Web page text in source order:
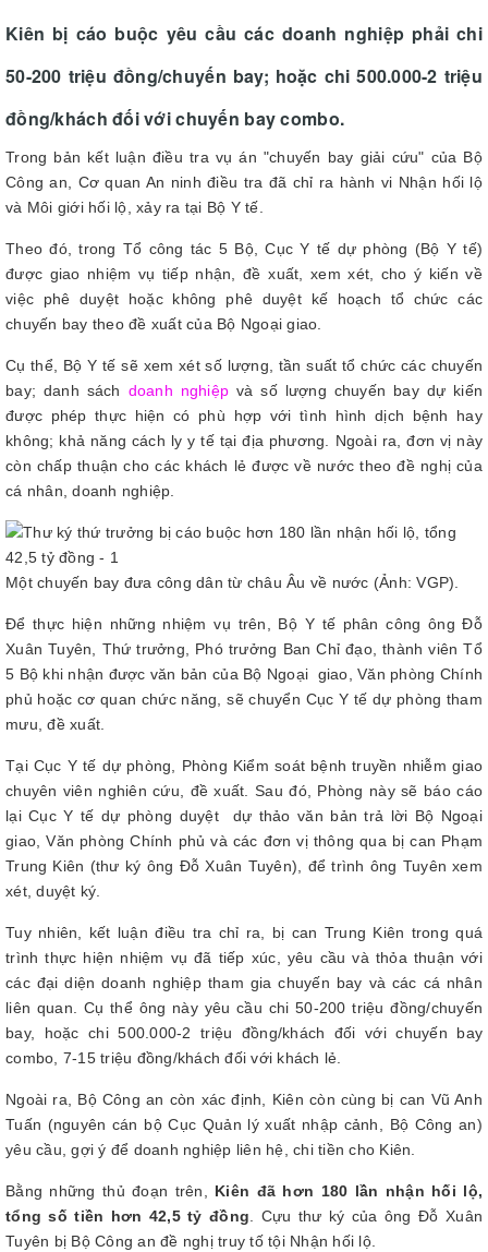
Kiên bị cáo buộc yêu cầu các doanh nghiệp phải chi
50-200 triệu đồng/chuyến bay; hoặc chi 500.000-2 triệu
đồng/khách đối với chuyến bay combo.
Trong bản kết luận điều tra vụ án "chuyến bay giải cứu" của Bộ
Công an, Cơ quan An ninh điều tra đã chỉ ra hành vi Nhận hối lộ
và Môi giới hối lộ, xảy ra tại Bộ Y tế.
Theo đó, trong Tổ công tác 5 Bộ, Cục Y tế dự phòng (Bộ Y tế)
được giao nhiệm vụ tiếp nhận, đề xuất, xem xét, cho ý kiến về
việc phê duyệt hoặc không phê duyệt kế hoạch tổ chức các
chuyến bay theo đề xuất của Bộ Ngoại giao.
Cụ thể, Bộ Y tế sẽ xem xét số lượng, tần suất tổ chức các chuyến
bay; danh sách doanh nghiệp và số lượng chuyến bay dự kiến
được phép thực hiện có phù hợp với tình hình dịch bệnh hay
không; khả năng cách ly y tế tại địa phương. Ngoài ra, đơn vị này
còn chấp thuận cho các khách lẻ được về nước theo đề nghị của
cá nhân, doanh nghiệp.
Một chuyến bay đưa công dân từ châu Âu về nước (Ảnh: VGP).
Để thực hiện những nhiệm vụ trên, Bộ Y tế phân công ông Đỗ
Xuân Tuyên, Thứ trưởng, Phó trưởng Ban Chỉ đạo, thành viên Tổ
5 Bộ khi nhận được văn bản của Bộ Ngoại giao, Văn phòng Chính
phủ hoặc cơ quan chức năng, sẽ chuyển Cục Y tế dự phòng tham
mưu, đề xuất.
Tại Cục Y tế dự phòng, Phòng Kiểm soát bệnh truyền nhiễm giao
chuyên viên nghiên cứu, đề xuất. Sau đó, Phòng này sẽ báo cáo
lại Cục Y tế dự phòng duyệt dự thảo văn bản trả lời Bộ Ngoại
giao, Văn phòng Chính phủ và các đơn vị thông qua bị can Phạm
Trung Kiên (thư ký ông Đỗ Xuân Tuyên), để trình ông Tuyên xem
xét, duyệt ký.
Tuy nhiên, kết luận điều tra chỉ ra, bị can Trung Kiên trong quá
trình thực hiện nhiệm vụ đã tiếp xúc, yêu cầu và thỏa thuận với
các đại diện doanh nghiệp tham gia chuyến bay và các cá nhân
liên quan. Cụ thể ông này yêu cầu chi 50-200 triệu đồng/chuyến
bay, hoặc chi 500.000-2 triệu đồng/khách đối với chuyến bay
combo, 7-15 triệu đồng/khách đối với khách lẻ.
Ngoài ra, Bộ Công an còn xác định, Kiên còn cùng bị can Vũ Anh
Tuấn (nguyên cán bộ Cục Quản lý xuất nhập cảnh, Bộ Công an)
yêu cầu, gợi ý để doanh nghiệp liên hệ, chi tiền cho Kiên.
Bằng những thủ đoạn trên, Kiên đã hơn 180 lần nhận hối lộ,
tổng số tiền hơn 42,5 tỷ đồng . Cựu thư ký của ông Đỗ Xuân
Tuyên bị Bộ Công an đề nghị truy tố tội Nhận hối lộ.